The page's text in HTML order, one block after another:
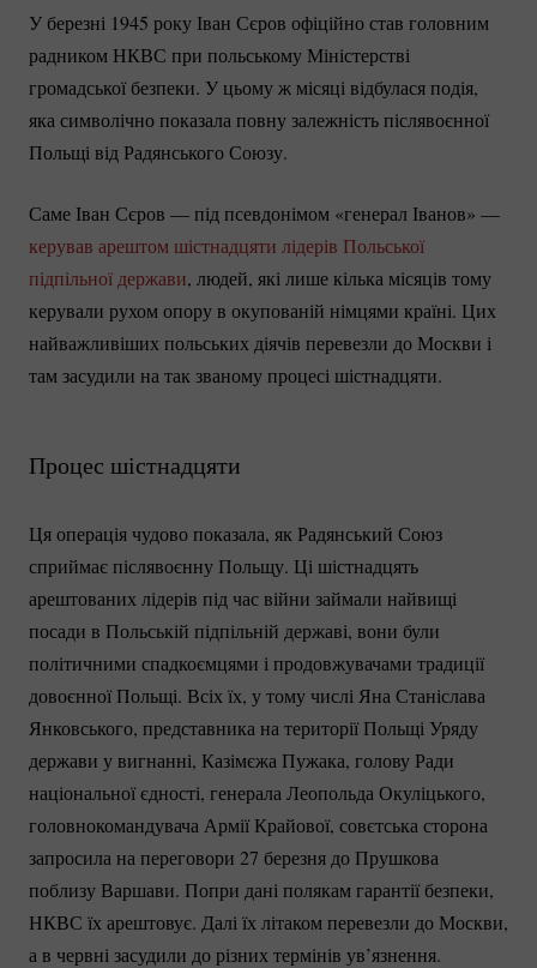
У березні 1945 року Іван Сєров офіційно став головним
радником НКВС при польському Міністерстві
громадської безпеки. У цьому ж місяці відбулася подія,
яка символічно показала повну залежність післявоєнної
Польщі від Радянського Союзу.
Саме Іван Сєров — під псевдонімом «генерал Іванов» —
керував арештом шістнадцяти лідерів Польської
підпільної держави, людей, які лише кілька місяців тому
керували рухом опору в окупованій німцями країні. Цих
найважливіших польських діячів перевезли до Москви і
там засудили на так званому процесі шістнадцяти.
Процес шістнадцяти
Ця операція чудово показала, як Радянський Союз
сприймає післявоєнну Польщу. Ці шістнадцять
арештованих лідерів під час війни займали найвищі
посади в Польській підпільній державі, вони були
політичними спадкоємцями і продовжувачами традиції
довоєнної Польщі. Всіх їх, у тому числі Яна Станіслава
Янковського, представника на території Польщі Уряду
держави у вигнанні, Казімєжа Пужака, голову Ради
національної єдності, генерала Леопольда Окуліцького,
головнокомандувача Армії Крайової, совєтська сторона
запросила на переговори 27 березня до Прушкова
поблизу Варшави. Попри дані полякам гарантії безпеки,
НКВС їх арештовує. Далі їх літаком перевезли до Москви,
а в червні засудили до різних термінів ув’язнення.